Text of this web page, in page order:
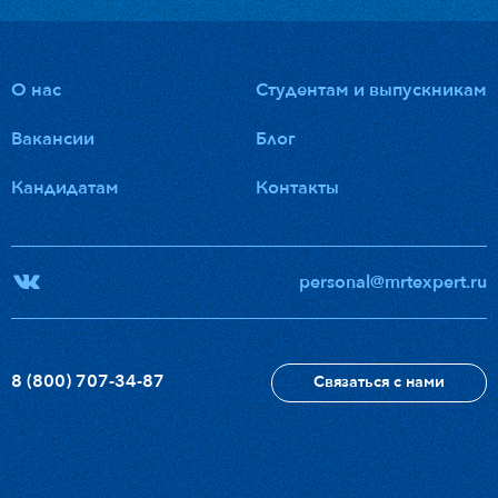
Отправить резюме
8 (800) 707-34-87
О нас
Вакансии
Кандидатам
Студентам и выпускникам
Блог
Контакты
personal@mrtexpert.ru
8 (800) 707-34-87 Связаться с нами